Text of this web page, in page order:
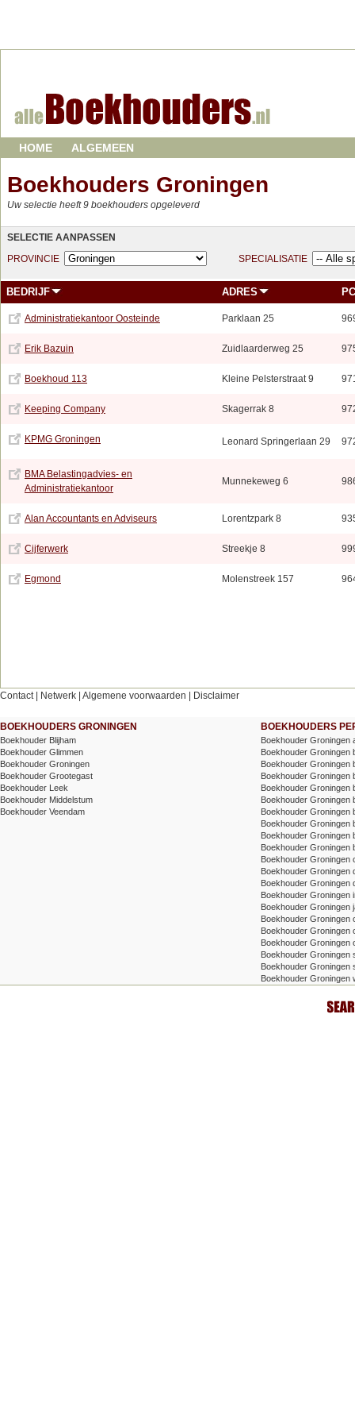
HOME ALGEMEEN
Boekhouders Groningen
Uw selectie heeft 9 boekhouders opgeleverd
SELECTIE AANPASSEN
PROVINCIE
SPECIALISATIE
BEDRIJF ADRES PC
Administratiekantoor Oosteinde Parklaan 25
Erik Bazuin Zuidlaarderweg 25
Boekhoud 113 Kleine Pelsterstraat 9
Keeping Company Skagerrak 8
KPMG Groningen Leonard Springerlaan 29
BMA Belastingadvies- en
Administratiekantoor
Munnekeweg 6
Alan Accountants en Adviseurs Lorentzpark 8
Cijferwerk Streekje 8
Egmond Molenstreek 157
Contact| Netwerk Algemene voorwaarden Disclaimer
BOEKHOUDERS GRONINGEN
Boekhouder Blijham
Boekhouder Glimmen
Boekhouder Groningen
Boekhouder Grootegast
Boekhouder Leek
Boekhouder Middelstum
Boekhouder Veendam
BOEKHOUDERS
Boekhouder Groningen
Boekhouder Groningen
Boekhouder Groningen
Boekhouder Groningen
Boekhouder Groningen
Boekhouder Groningen
Boekhouder Groningen
Boekhouder Groningen
Boekhouder Groningen
Boekhouder Groningen
Boekhouder Groningen
Boekhouder Groningen
Boekhouder Groningen
Boekhouder Groningen
Boekhouder Groningen
Boekhouder Groningen
Boekhouder Groningen
Boekhouder Groningen
Boekhouder Groningen
Boekhouder Groningen
Boekhouder Groningen